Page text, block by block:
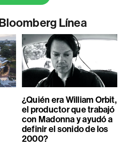
Línea
¿Quién era William Orbit,
el productor que trabajó
con Madonna y ayudó a
definir el sonido de los
2000?